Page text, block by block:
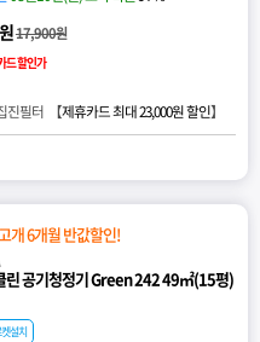
17,900원
드 할인가
진필터 【제휴카드 최대 23,000원 할인】
개 6개월 반값할인!
린 공기청정기 Green 242 49㎡(15평)
설치